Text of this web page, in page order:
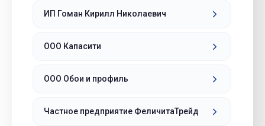
ИП Гоман Кирилл Николаевич
ООО Капасити
ООО Обои и профиль
Частное предприятие ФеличитаТрейд